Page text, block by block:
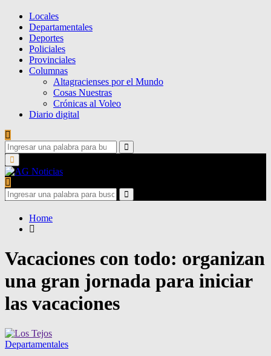
Locales
Departamentales
Deportes
Policiales
Provinciales
Columnas
Altagracienses por el Mundo
Cosas Nuestras
Crónicas al Voleo
Diario digital
Search
for:
Search
Primary
Menu
Search
for:
Search
Home
Vacaciones con todo: organizan
una gran jornada para iniciar
las vacaciones
Departamentales